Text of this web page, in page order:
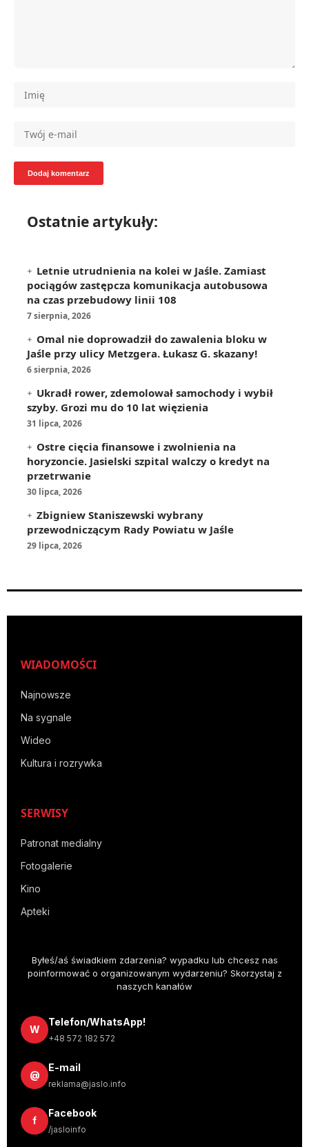
Ostatnie artykuły:
Letnie utrudnienia na kolei w Jaśle. Zamiast
pociągów zastępcza komunikacja autobusowa
na czas przebudowy linii 108
7 sierpnia, 2026
Omal nie doprowadził do zawalenia bloku w
Jaśle przy ulicy Metzgera. Łukasz G. skazany!
6 sierpnia, 2026
Ukradł rower, zdemolował samochody i wybił
szyby. Grozi mu do 10 lat więzienia
31 lipca, 2026
Ostre cięcia finansowe i zwolnienia na
horyzoncie. Jasielski szpital walczy o kredyt na
przetrwanie
30 lipca, 2026
Zbigniew Staniszewski wybrany
przewodniczącym Rady Powiatu w Jaśle
29 lipca, 2026
WIADOMOŚCI
Najnowsze
Na sygnale
Wideo
Kultura i rozrywka
SERWISY
Patronat medialny
Fotogalerie
Kino
Apteki
Byłeś/aś świadkiem zdarzenia? wypadku lub chcesz nas
poinformować o organizowanym wydarzeniu? Skorzystaj z
naszych kanałów
W
Telefon/WhatsApp!
+48 572 182 572
@
E-mail
reklama@jaslo.info
f
Facebook
/jasloinfo